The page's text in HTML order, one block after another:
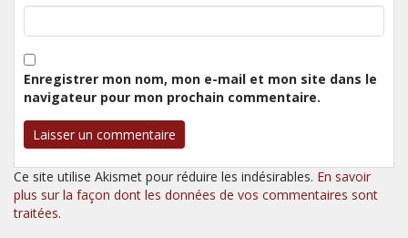
Enregistrer mon nom, mon e-mail et mon site dans le
navigateur pour mon prochain commentaire.
Ce site utilise Akismet pour réduire les indésirables. En savoir
plus sur la façon dont les données de vos commentaires sont
traitées.